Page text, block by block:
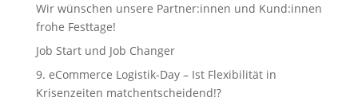
Wir wünschen unsere Partner:innen und Kund:innen
frohe Festtage!
Job Start und Job Changer
9. eCommerce Logistik-Day – Ist Flexibilität in
Krisenzeiten matchentscheidend!?